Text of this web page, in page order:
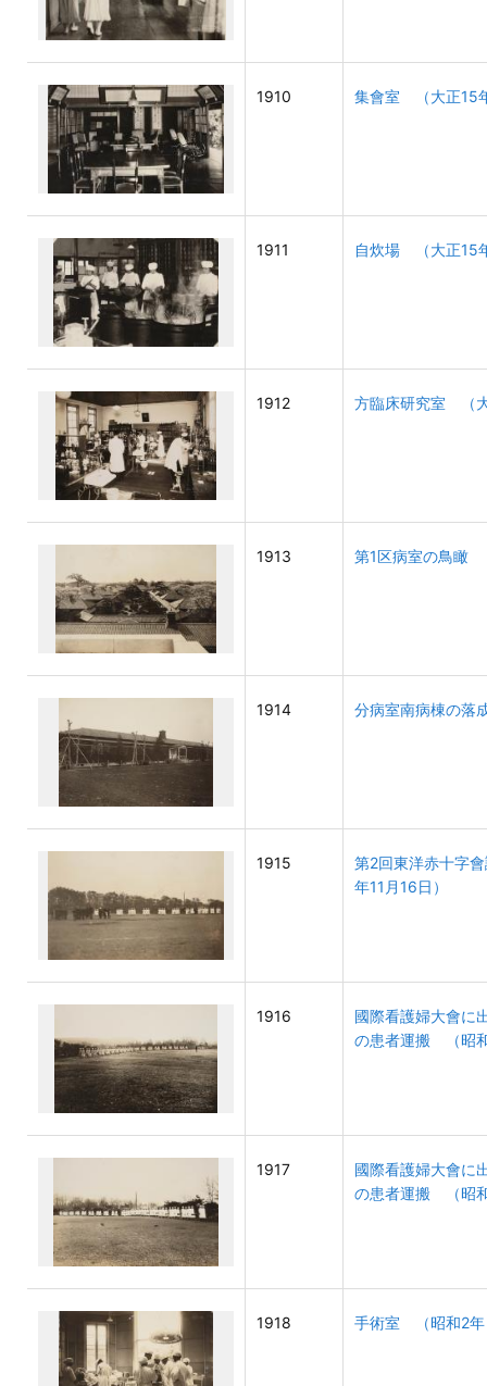
1910 集會室 （大正15
1911 自炊場 （大正15
1912 方臨床研究室 （
1913 第1区病室の鳥瞰
1914 分病室南病棟の
1915
第2回東洋赤十字
年11月16日）
1916
國際看護婦大會に
の患者運搬 （昭
1917
國際看護婦大會に
の患者運搬 （昭
1918 手術室 （昭和2年